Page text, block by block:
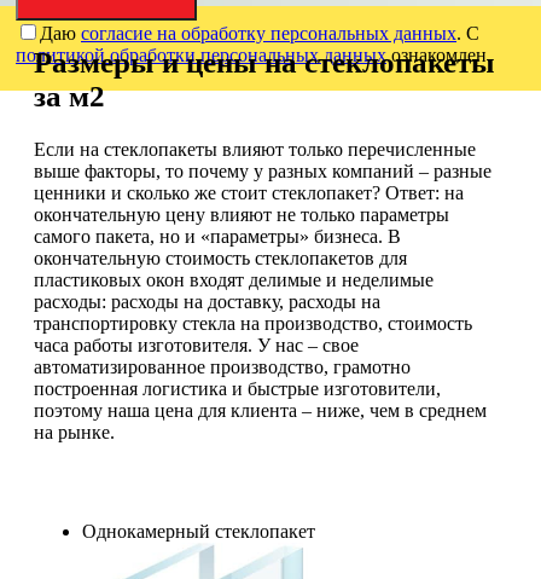
Даю согласие на обработку персональных данных. С
политикой обработки персональных данныхознакомлен.
Размеры и цены на стеклопакеты
за м2
Если на стеклопакеты влияют только перечисленные
выше факторы, то почему у разных компаний – разные
ценники и сколько же стоит стеклопакет? Ответ: на
окончательную цену влияют не только параметры
самого пакета, но и «параметры» бизнеса. В
окончательную стоимость стеклопакетов для
пластиковых окон входят делимые и неделимые
расходы: расходы на доставку, расходы на
транспортировку стекла на производство, стоимость
часа работы изготовителя. У нас – свое
автоматизированное производство, грамотно
построенная логистика и быстрые изготовители,
поэтому наша цена для клиента – ниже, чем в среднем
на рынке.
Однокамерный стеклопакет